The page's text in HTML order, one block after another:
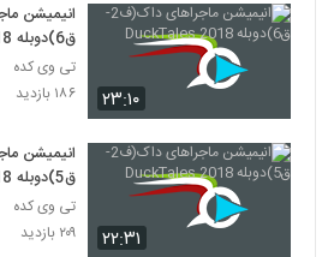
۲۳:۱۰
ق6)دوبله DuckTales 2018
تی وی کده
۱۸۶ بازدید
۲۲:۳۱
ق5)دوبله DuckTales 2018
تی وی کده
۲۰۹ بازدید